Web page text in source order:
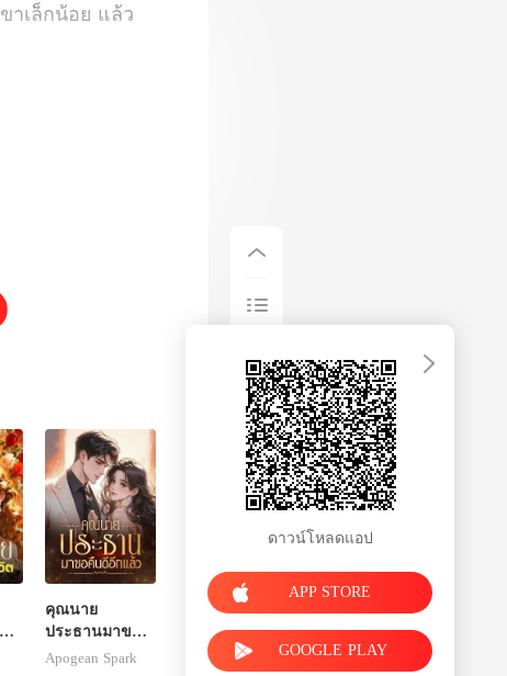
คุณนาย
ประธานมาขอ
คืนดีอีกแล้ว
Apogean Spark
ดาวน์โหลดแอป
APP STORE
GOOGLE PLAY